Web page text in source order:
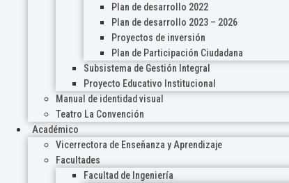
Plan de desarrollo 2022
Plan de desarrollo 2023 – 2026
Proyectos de inversión
Plan de Participación Ciudadana
Subsistema de Gestión Integral
Proyecto Educativo Institucional
Manual de identidad visual
Teatro La Convención
Académico
Vicerrectora de Enseñanza y Aprendizaje
Facultades
Facultad de Ingeniería